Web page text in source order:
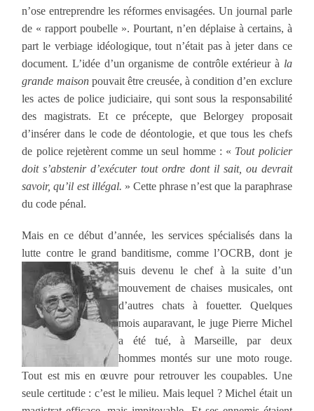
n’ose entreprendre les réformes envisagées. Un journal parle
de « rapport poubelle ». Pourtant, n’en déplaise à certains, à
part le verbiage idéologique, tout n’était pas à jeter dans ce
document. L’idée d’un organisme de contrôle extérieur à la
grande maisonpouvait être creusée, à condition d’en exclure
les actes de police judiciaire, qui sont sous la responsabilité
des magistrats. Et ce précepte, que Belorgey proposait
d’insérer dans le code de déontologie, et que tous les chefs
de police rejetèrent comme un seul homme : « Tout policier
doit s’abstenir d’exécuter tout ordre dont il sait, ou devrait
savoir, qu’il est illégal. » Cette phrase n’est que la paraphrase
du code pénal.
Mais en ce début d’année, les services spécialisés dans la
lutte contre le grand banditisme, comme l’OCRB, dont je
suis devenu le chef à la suite d’un
mouvement de chaises musicales, ont
d’autres chats à fouetter. Quelques
mois auparavant, le juge Pierre Michel
a été tué, à Marseille, par deux
hommes montés sur une moto rouge.
Tout est mis en œuvre pour retrouver les coupables. Une
seule certitude : c’est le milieu. Mais lequel ? Michel était un